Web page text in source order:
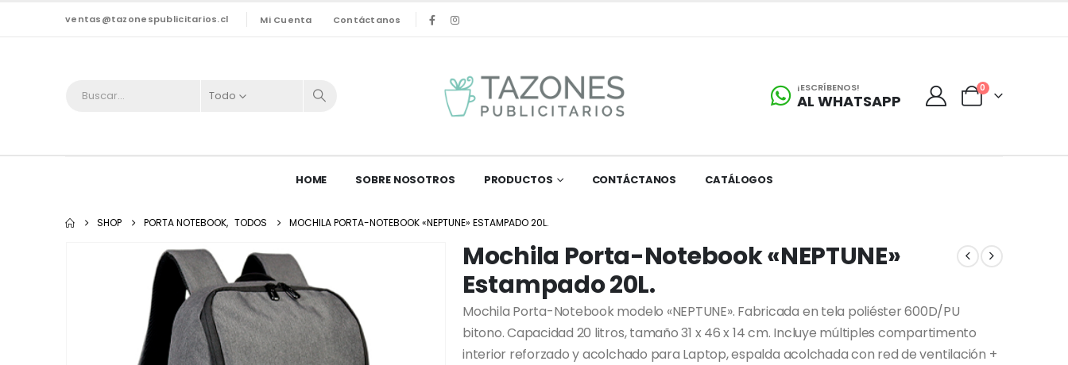
ventas@tazonespublicitarios.cl Mi Cuenta Contáctanos
Todo
¡ESCRÍBENOS!
AL WHATSAPP
0
HOME SOBRE NOSOTROS PRODUCTOS CONTÁCTANOS CATÁLOGOS
SHOP PORTA NOTEBOOK, TODOS MOCHILA PORTA-NOTEBOOK «NEPTUNE» ESTAMPADO 20L.
Mochila Porta-Notebook «NEPTUNE»
Estampado 20L.
Mochila Porta-Notebook modelo «NEPTUNE». Fabricada en tela poliéster 600D/PU
bitono. Capacidad 20 litros, tamaño 31 x 46 x 14 cm. Incluye múltiples compartimento
interior reforzado y acolchado para Laptop, espalda acolchada con red de ventilación +